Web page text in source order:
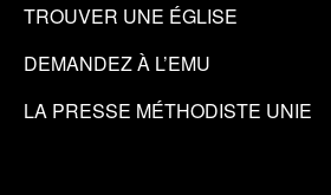
TROUVER UNE ÉGLISE
DEMANDEZ À L’EMU
LA PRESSE MÉTHODISTE UNIE